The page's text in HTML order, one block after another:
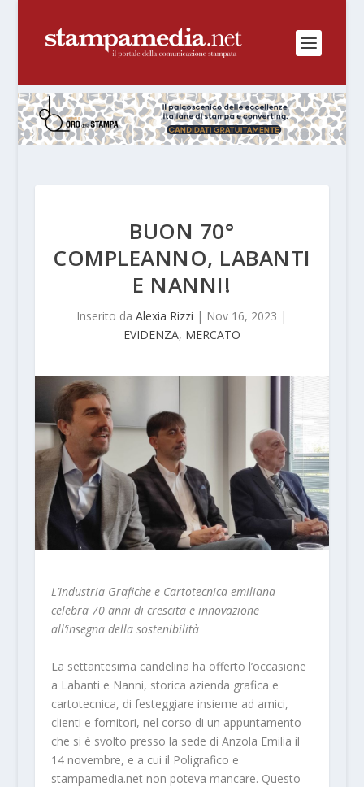
BUON 70°
COMPLEANNO, LABANTI
E NANNI!
Inserito daAlexia Rizzi | Nov 16, 2023 |
EVIDENZA, MERCATO
L’Industria Grafiche e Cartotecnica emiliana
celebra 70 anni di crescita e innovazione
all’insegna della sostenibilità
La settantesima candelina ha offerto l’occasione
a Labanti e Nanni, storica azienda grafica e
cartotecnica, di festeggiare insieme ad amici,
clienti e fornitori, nel corso di un appuntamento
che si è svolto presso la sede di Anzola Emilia il
14 novembre, e a cui il Poligrafico e
stampamedia.net non poteva mancare. Questo